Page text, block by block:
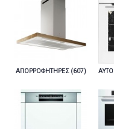
ΑΠΟΡΡΟΦΗΤΗΡΕΣ (607)